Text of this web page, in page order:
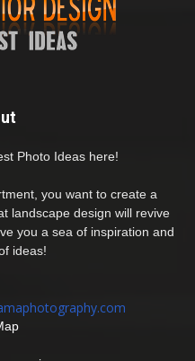
Photo Ideas here!
you want to create a
landscape design will revive
you a sea of inspiration and
ideas!